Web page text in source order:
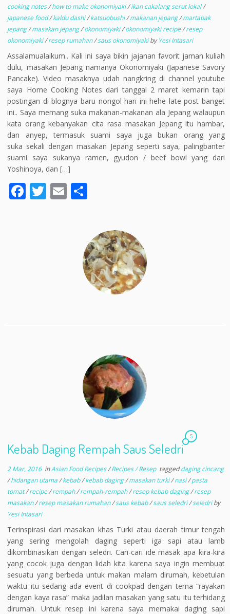
cooking notes/how to make okonomiyaki/ikan cakalang serut lokal/
japanese food/kaldu dashi/katsuobushi/makanan jepang/martabak
jepang/masakan jepang/okonomiyaki/okonomiyaki recipe/resep
okonomiyaki/resep rumahan/saus okonomiyakibyYesi Intasari
Assalamualaikum.. Kali ini saya bikin jajanan favorit jaman kuliah
dulu, masakan Jepang namanya Okonomiyaki (Japanese Savory
Pancake). Video masaknya udah nangkring di channel youtube
saya Home Cooking Notes dari tanggal 2 maret kemarin tapi
postingan di blognya baru nongol hari ini hehe late post banget
ini.. Saya memang suka makanan-makanan ala Jepang walaupun
kata orang kebanyakan cita rasa masakan Jepang itu hambar,
dan anyep, termasuk suami saya juga bukan orang yang
suka sekali dengan masakan Jepang seperti saya, palingbanter
suami saya sukanya ramen, gyudon / beef bowl yang dari
Yoshinoya, dan […]
F T E
e
Kebab Daging Rempah Saus Seledri
5
2 Mar, 2016inAsian Food Recipes/Recipes / Resep taggeddaging cincang
/hidangan utama/kebab/kebab daging/masakan turki/nasi/pasta
tomat/recipe/rempah/rempah-rempah/resep kebab daging/resep
masakan/resep masakan rumahan/saus kebab/saus seledri/seledriby
Yesi Intasari
Terinspirasi dari masakan khas Turki atau daerah timur tengah
yang sering mengolah daging seperti iga sapi atau lamb
dikombinasikan dengan seledri. Cari-cari ide masak apa kira-kira
yang cocok juga dengan lidah kita karena saya ingin membuat
sesuatu yang berbeda untuk makan malam dirumah, kebetulan
waktu itu sedang ada event di cookpad dengan tema “rayakan
dengan kaya rasa” maka jadilan masakan yang satu itu terhidang
dirumah. Untuk resep ini karena saya memakai daging sapi